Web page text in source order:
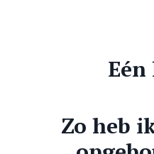
Eén
Zo heb